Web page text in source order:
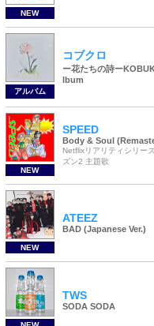
NEW
アルバム
コブクロ
ー花たちの詩ー
lbum
NEW
SPEED
Body & Soul
Netflixリアリティシリー
ズン2 主題歌
NEW
ATEEZ
BAD (Japanese Ver.)
TWS
SODA SODA